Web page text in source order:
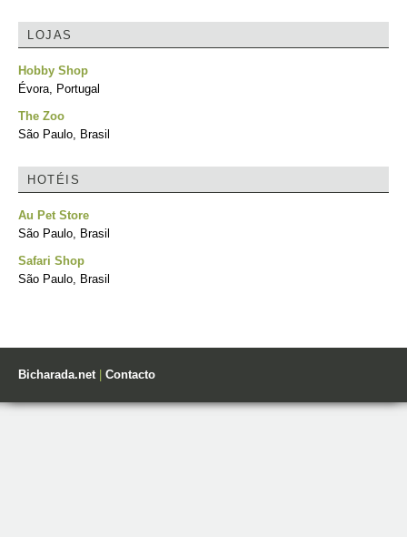
LOJAS
Hobby Shop
Évora, Portugal
The Zoo
São Paulo, Brasil
HOTÉIS
Au Pet Store
São Paulo, Brasil
Safari Shop
São Paulo, Brasil
Bicharada.net| Contacto